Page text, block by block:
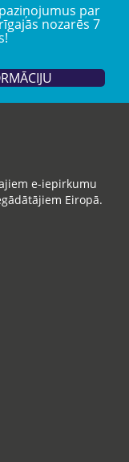
par
nozarēs 7
e-iepirkumu
Eiropā.